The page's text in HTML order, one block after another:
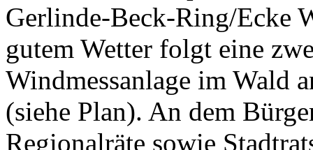
Gerlinde-Beck-Ring/Ecke
gutem Wetter folgt eine
Windmessanlage im Wald
(siehe Plan). An dem
Regionalräte sowie